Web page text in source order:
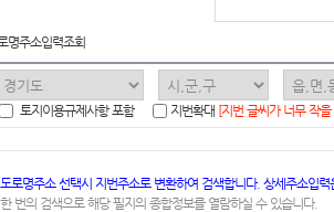
명주소입력조회
토지이용규제사항 포함
지번확대 [지번 글씨가 너무 작
도로명주소 선택시 지번주소로 변환하여 검색합니다. 상세주소입
한 번의 검색으로 해당 필지의 종합정보를 열람하실 수 있습니다.